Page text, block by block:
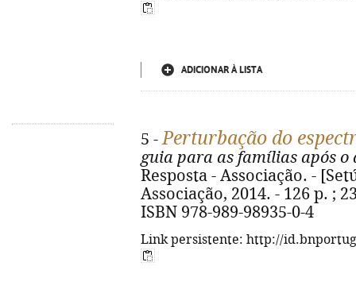
ADICIONAR À LISTA
5 -Perturbação do
guia para as famílias após o
Resposta - Associação. -
Associação, 2014. - 126 p. ;
ISBN 978-989-98935-0-4
Link persistente: http://